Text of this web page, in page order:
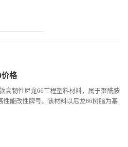
价格
高韧性尼龙66工程塑料材料，属于聚酰胺
性能改性牌号。该材料以尼龙66树脂为基